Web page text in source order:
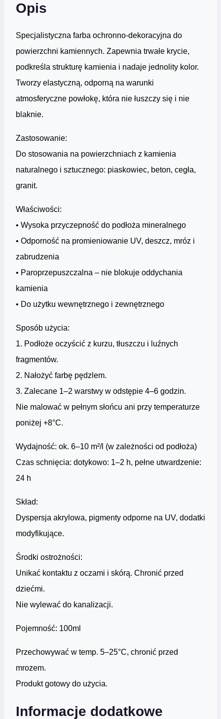
Opis
Specjalistyczna farba ochronno-dekoracyjna do
powierzchni kamiennych. Zapewnia trwałe krycie,
podkreśla strukturę kamienia i nadaje jednolity kolor.
Tworzy elastyczną, odporną na warunki
atmosferyczne powłokę, która nie łuszczy się i nie
blaknie.
Zastosowanie:
Do stosowania na powierzchniach z kamienia
naturalnego i sztucznego: piaskowiec, beton, cegła,
granit.
Właściwości:
• Wysoka przyczepność do podłoża mineralnego
• Odporność na promieniowanie UV, deszcz, mróz i
zabrudzenia
• Paroprzepuszczalna – nie blokuje oddychania
kamienia
• Do użytku wewnętrznego i zewnętrznego
Sposób użycia:
1. Podłoże oczyścić z kurzu, tłuszczu i luźnych
fragmentów.
2. Nałożyć farbę pędzlem.
3. Zalecane 1–2 warstwy w odstępie 4–6 godzin.
Nie malować w pełnym słońcu ani przy temperaturze
poniżej +8°C.
Wydajność: ok. 6–10 m²/l (w zależności od podłoża)
Czas schnięcia: dotykowo: 1–2 h, pełne utwardzenie:
24 h
Skład:
Dyspersja akrylowa, pigmenty odporne na UV, dodatki
modyfikujące.
Środki ostrożności:
Unikać kontaktu z oczami i skórą. Chronić przed
dziećmi.
Nie wylewać do kanalizacji.
Pojemność: 100ml
Przechowywać w temp. 5–25°C, chronić przed
mrozem.
Produkt gotowy do użycia.
Informacje dodatkowe